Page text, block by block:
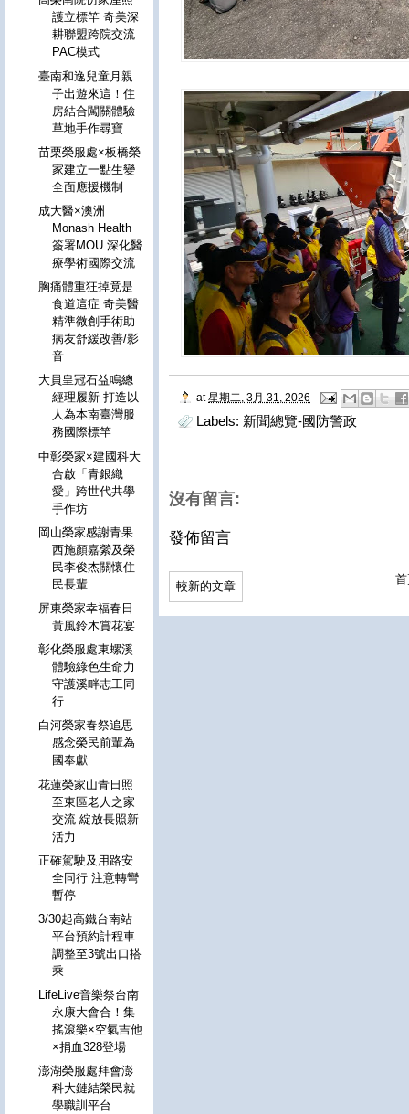
at 星期二, 3月 31, 2026
Labels: 新聞總覽-國防警政
沒有留言:
發佈留言
較新的文章
護立標竿 奇美深
耕聯盟跨院交流
PAC模式
臺南和逸兒童月親
子出遊來這！住
房結合闖關體驗
草地手作尋寶
苗栗榮服處×板橋榮
家建立一點生變
全面應援機制
成大醫×澳洲
Monash Health
簽署MOU 深化醫
療學術國際交流
胸痛體重狂掉竟是
食道這症 奇美醫
精準微創手術助
病友舒緩改善/影
音
大員皇冠石益鳴總
經理履新 打造以
人為本南臺灣服
務國際標竿
中彰榮家×建國科大
合啟「青銀織
愛」跨世代共學
手作坊
岡山榮家感謝青果
西施顏嘉縈及榮
民李俊杰關懷住
民長輩
屏東榮家幸福春日
黃風鈴木賞花宴
彰化榮服處東螺溪
體驗綠色生命力
守護溪畔志工同
行
白河榮家春祭追思
感念榮民前輩為
國奉獻
花蓮榮家山青日照
至東區老人之家
交流 綻放長照新
活力
正確駕駛及用路安
全同行 注意轉彎
暫停
3/30起高鐵台南站
平台預約計程車
調整至3號出口搭
乘
LifeLive音樂祭台南
永康大會合！集
搖滾樂×空氣吉他
×捐血328登場
澎湖榮服處拜會澎
科大鏈結榮民就
學職訓平台